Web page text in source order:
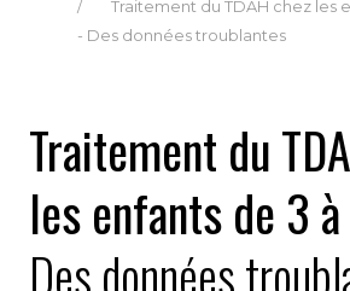
Traitement du TDAH chez les
- Des données troublantes
Traitement du
les enfants de 3
Des données